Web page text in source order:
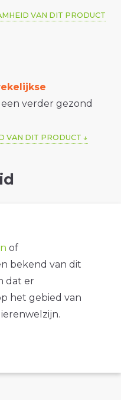
VAN DIT PRODUCT
verder gezond
VAN DIT PRODUCT
of
bekend van dit
dat er
het gebied van